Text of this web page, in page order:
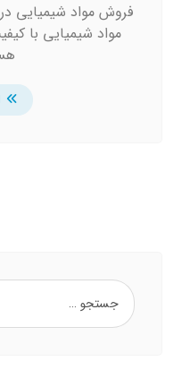
فروش مواد شیمیایی در
مواد شیمیایی با